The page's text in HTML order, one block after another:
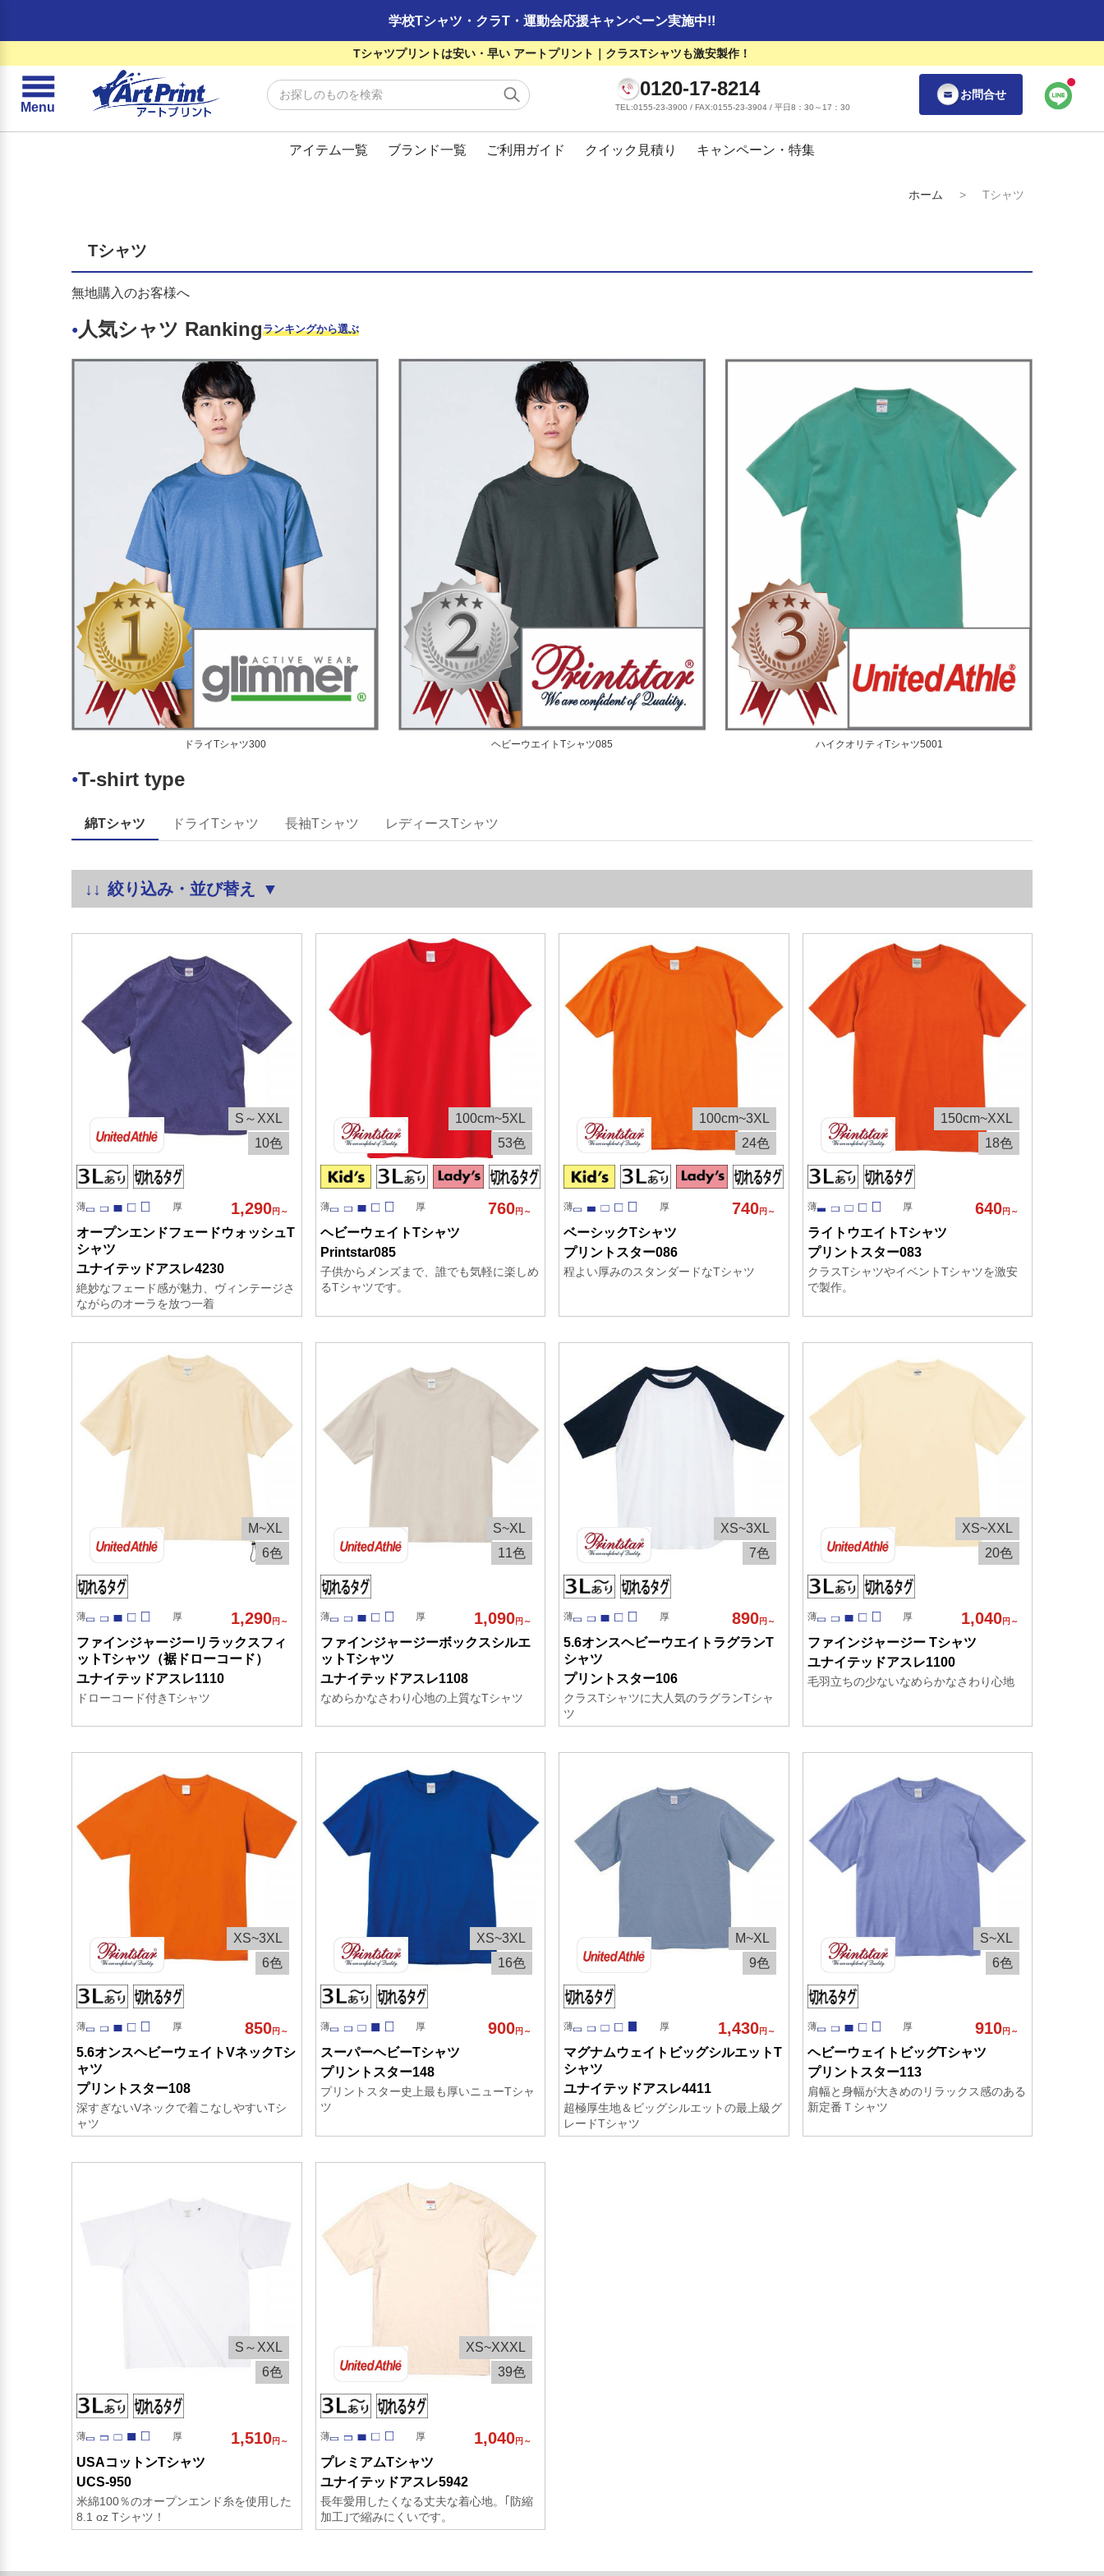
学校Tシャツ・クラT・運動会応援キャンペーン実施中!!
Tシャツプリントは安い・早い アートプリント｜クラスTシャツも激安製作！
☰
Menu
0120-17-8214
TEL:0155-23-3900 / FAX:0155-23-3904 / 平日8：30～17：30
お問合せ
アイテム一覧 ブランド一覧 ご利用ガイド クイック見積り キャンペーン・特集
ホーム > Tシャツ
Tシャツ
無地購入のお客様へ
● 人気シャツ Rankingランキングから選ぶ
ドライTシャツ300 ヘビーウエイトTシャツ085 ハイクオリティTシャツ5001
●T-shirt type
綿Tシャツ ドライTシャツ 長袖Tシャツ レディースTシャツ
絞り込み・並び替え
10色
S～XXL
薄 厚 1,290円～
オープンエンドフェードウォッシュT
シャツ
ユナイテッドアスレ4230
絶妙なフェード感が魅力、ヴィンテージさ
ながらのオーラを放つ一着
53色
100cm~5XL
薄 厚 760円～
ヘビーウェイトTシャツ
Printstar085
子供からメンズまで、誰でも気軽に楽しめ
るTシャツです。
24色
100cm~3XL
薄 厚 740円～
ベーシックTシャツ
プリントスター086
程よい厚みのスタンダードなTシャツ
18色
150cm~XXL
薄 厚 640円～
ライトウエイトTシャツ
プリントスター083
クラスTシャツやイベントTシャツを激安
で製作。
6色
M~XL
薄 厚 1,290円～
ファインジャージーリラックスフィ
ットTシャツ（裾ドローコード）
ユナイテッドアスレ1110
ドローコード付きTシャツ
11色
S~XL
薄 厚 1,090円～
ファインジャージーボックスシルエ
ットTシャツ
ユナイテッドアスレ1108
なめらかなさわり心地の上質なTシャツ
7色
XS~3XL
薄 厚 890円～
5.6オンスヘビーウエイトラグランT
シャツ
プリントスター106
クラスTシャツに大人気のラグランTシャ
ツ
20色
XS~XXL
薄 厚 1,040円～
ファインジャージー Tシャツ
ユナイテッドアスレ1100
毛羽立ちの少ないなめらかなさわり心地
6色
XS~3XL
薄 厚 850円～
5.6オンスヘビーウェイトVネックTシ
ャツ
プリントスター108
深すぎないVネックで着こなしやすいTシ
ャツ
16色
XS~3XL
薄 厚 900円～
スーパーヘビーTシャツ
プリントスター148
プリントスター史上最も厚いニューTシャ
ツ
9色
M~XL
薄 厚 1,430円～
マグナムウェイトビッグシルエットT
シャツ
ユナイテッドアスレ4411
超極厚生地＆ビッグシルエットの最上級グ
レードTシャツ
6色
S~XL
薄 厚 910円～
ヘビーウェイトビッグTシャツ
プリントスター113
肩幅と身幅が大きめのリラックス感のある
新定番Ｔシャツ
6色
S～XXL
薄 厚 1,510円～
USAコットンTシャツ
UCS-950
米綿100％のオープンエンド糸を使用した
8.1 oz Tシャツ！
39色
XS~XXXL
薄 厚 1,040円～
プレミアムTシャツ
ユナイテッドアスレ5942
長年愛用したくなる丈夫な着心地。｢防縮
加工｣で縮みにくいです。